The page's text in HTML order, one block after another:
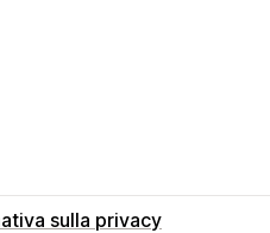
sulla privacy